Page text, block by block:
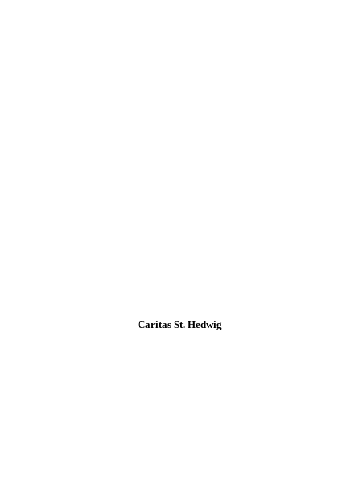
Caritas St. Hedwig